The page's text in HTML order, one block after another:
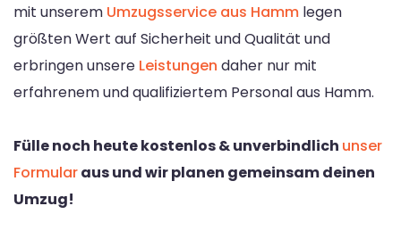
mit unserem Umzugsservice aus Hamm legen
größten Wert auf Sicherheit und Qualität und
erbringen unsere Leistungen daher nur mit
erfahrenem und qualifiziertem Personal aus Hamm.
Fülle noch heute kostenlos & unverbindlich unser
Formularaus und wir planen gemeinsam deinen
Umzug!